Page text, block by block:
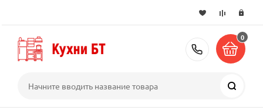
+7 (495)
0